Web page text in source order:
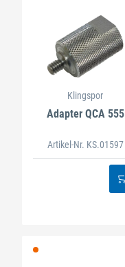
Klingspor
Adapter QCA 555
Artikel-Nr. KS.01597